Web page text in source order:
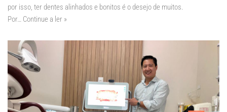
por isso, ter dentes alinhados e bonitos é o desejo de muitos.
Por… Continue a ler »